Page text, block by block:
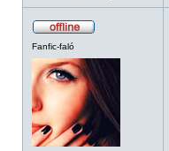
Fanfic-faló